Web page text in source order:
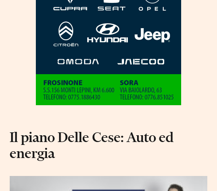
Il piano Delle Cese: Auto ed
energia